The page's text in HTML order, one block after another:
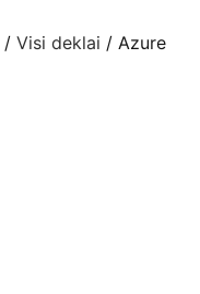
/ Visi deklai / Azure